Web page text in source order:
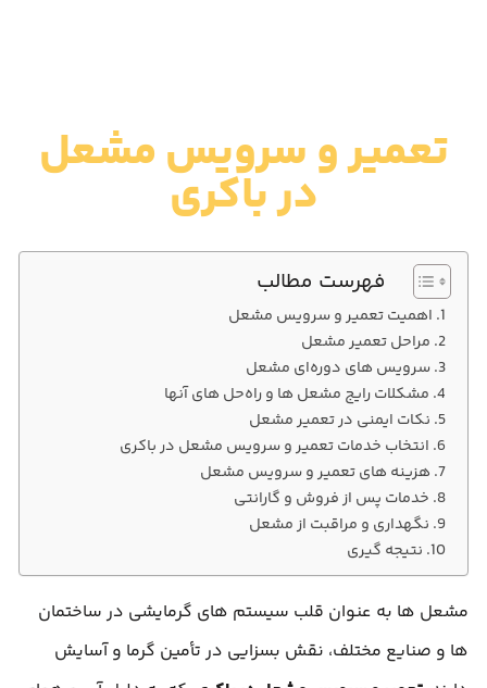
تعمیر و سرویس مشعل
در باکری
فهرست مطالب
اهمیت تعمیر و سرویس مشعل
مراحل تعمیر مشعل
سرویس‌ های دوره‌ای مشعل
مشکلات رایج مشعل‌ ها و راه‌حل‌ های آنها
نکات ایمنی در تعمیر مشعل
انتخاب خدمات تعمیر و سرویس مشعل در باکری
هزینه‌ های تعمیر و سرویس مشعل
خدمات پس از فروش و گارانتی
نگهداری و مراقبت از مشعل
نتیجه‌ گیری
مشعل‌ ها به عنوان قلب سیستم‌ های گرمایشی در ساختمان‌
ها و صنایع مختلف، نقش بسزایی در تأمین گرما و آسایش